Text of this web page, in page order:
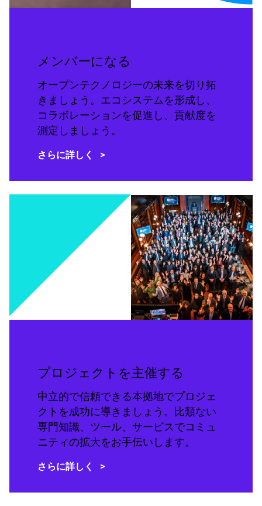
メンバーになる
オープンテクノロジーの未来を切り拓
きましょう。エコシステムを形成し、
コラボレーションを促進し、貢献度を
測定しましょう。
さらに詳しく
プロジェクトを主催する
中立的で信頼できる本拠地でプロジェ
クトを成功に導きましょう。比類ない
専門知識、ツール、サービスでコミュ
ニティの拡大をお手伝いします。
さらに詳しく